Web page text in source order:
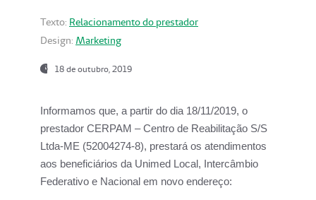
Texto: Relacionamento do prestador
Design: Marketing
18 de outubro, 2019
Informamos que, a partir do dia 18/11/2019, o
prestador CERPAM – Centro de Reabilitação S/S
Ltda-ME (52004274-8), prestará os atendimentos
aos beneficiários da Unimed Local, Intercâmbio
Federativo e Nacional em novo endereço: